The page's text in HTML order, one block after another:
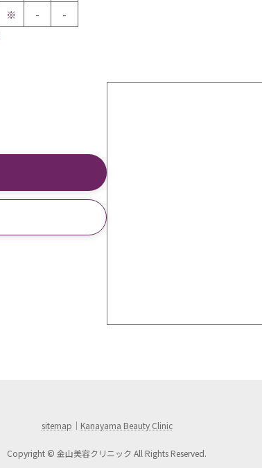
※ - -
sitemap ｜ Kanayama Beauty Clinic
Copyright © 金山美容クリニック All Rights Reserved.